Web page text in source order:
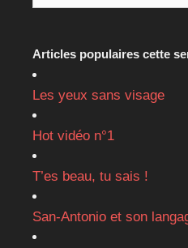
Articles populaires cette
Les yeux sans visage
Hot vidéo n°1
T’es beau, tu sais !
San-Antonio et son